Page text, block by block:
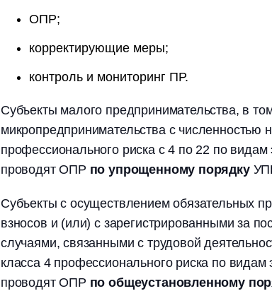
ОПР;
корректирующие меры;
контроль и мониторинг ПР.
Субъекты малого предпринимательства, в
микропредпринимательства с численностью
профессионального риска с 4 по 22 по видам
проводят ОПР по упрощенному порядку
Субъекты с осуществлением обязательных
взносов и (или) с зарегистрированными за
случаями, связанными с трудовой
класса 4 профессионального риска по видам
проводят ОПР по общеустановленному